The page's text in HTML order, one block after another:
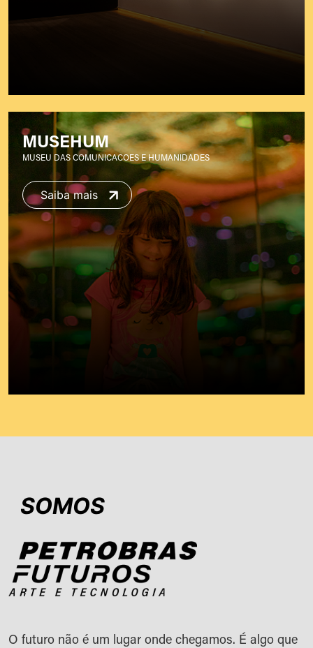
MUSEHUM
MUSEU DAS COMUNICACOES E HUMANIDADES
Saiba mais
SOMOS
O futuro não é um lugar onde chegamos. É algo que